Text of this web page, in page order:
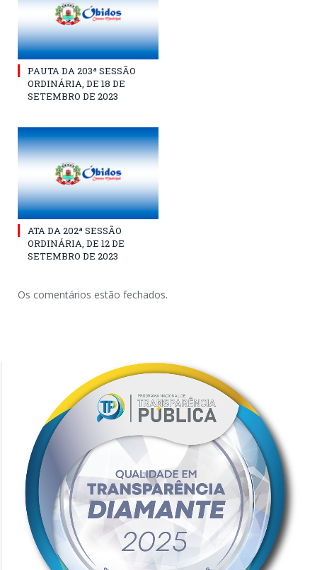
PAUTA DA 203ª SESSÃO
ORDINÁRIA, DE 18 DE
SETEMBRO DE 2023
ATA DA 202ª SESSÃO
ORDINÁRIA, DE 12 DE
SETEMBRO DE 2023
Os comentários estão fechados.